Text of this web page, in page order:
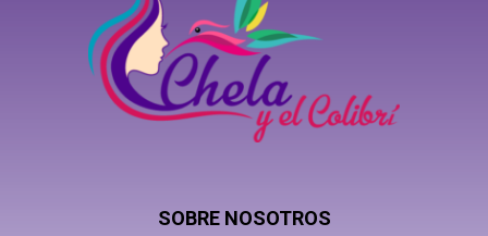
SOBRE NOSOTROS